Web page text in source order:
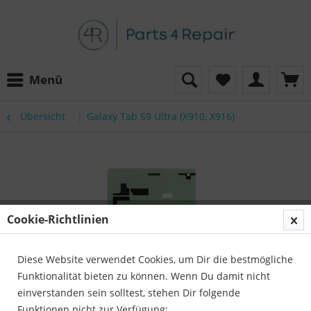
Menü
Übersicht Galaxy Tab S9 Ultra (X910, X916)
Cookie-Richtlinien
Diese Website verwendet Cookies, um Dir die bestmögliche
Funktionalität bieten zu können. Wenn Du damit nicht
einverstanden sein solltest, stehen Dir folgende